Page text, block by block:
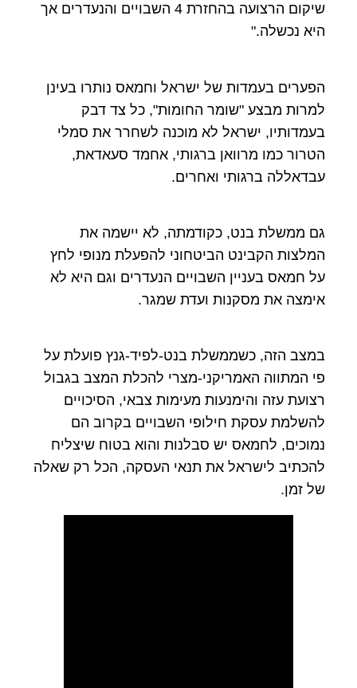
שיקום הרצועה בהחזרת 4 השבויים והנעדרים אך
היא נכשלה."
הפערים בעמדות של ישראל וחמאס נותרו בעינן
למרות מבצע "שומר החומות", כל צד דבק
בעמדותיו, ישראל לא מוכנה לשחרר את סמלי
הטרור כמו מרוואן ברגותי, אחמד סעאדאת,
עבדאללה ברגותי ואחרים.
גם ממשלת בנט, כקודמתה, לא יישמה את
המלצות הקבינט הביטחוני להפעלת מנופי לחץ
על חמאס בעניין השבויים הנעדרים וגם היא לא
אימצה את מסקנות ועדת שמגר.
במצב הזה, כשממשלת בנט-לפיד-גנץ פועלת על
פי המתווה האמריקני-מצרי להכלת המצב בגבול
רצועת עזה והימנעות מעימות צבאי, הסיכויים
להשלמת עסקת חילופי השבויים בקרוב הם
נמוכים, לחמאס יש סבלנות והוא בטוח שיצליח
להכתיב לישראל את תנאי העסקה, הכל רק שאלה
של זמן.